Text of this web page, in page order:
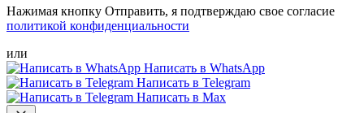
Нажимая кнопку Отправить, я подтверждаю свое согласие
политикой конфиденциальности
или
Написать в WhatsApp
Написать в Telegram
Написать в Max